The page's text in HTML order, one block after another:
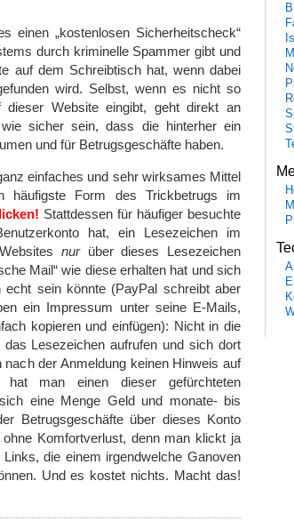
einen „kostenlosen Sicherheitscheck“
durch kriminelle Spammer gibt und
auf dem Schreibtisch hat, wenn dabei
wird. Selbst, wenn es nicht so
Website eingibt, geht direkt an
sicher sein, dass die hinterher ein
und für Betrugsgeschäfte haben.
einfaches und sehr wirksames Mittel
häufigste Form des Trickbetrugs im
Stattdessen für häufiger besuchte
hat, ein Lesezeichen im
nurüber dieses Lesezeichen
Mail“ wie diese erhalten hat und sich
sein könnte (PayPal schreibt aber
ein Impressum unter seine E-Mails,
kopieren und einfügen): Nicht in die
Lesezeichen aufrufen und sich dort
der Anmeldung keinen Hinweis auf
man einen dieser gefürchteten
eine Menge Geld und monate- bis
Betrugsgeschäfte über dieses Konto
Komfortverlust, denn man klickt ja
die einem irgendwelche Ganoven
Und es kostet nichts. Macht das!